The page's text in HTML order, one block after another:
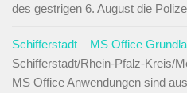
des gestrigen 6. August die
Schifferstadt – MS Office
Schifferstadt/Rhein-Pfalz-Kreis/
MS Office Anwendungen sind